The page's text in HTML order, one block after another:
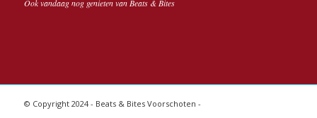
Ook vandaag nog genieten van Beats & Bites
© Copyright 2024 - Beats & Bites Voorschoten -